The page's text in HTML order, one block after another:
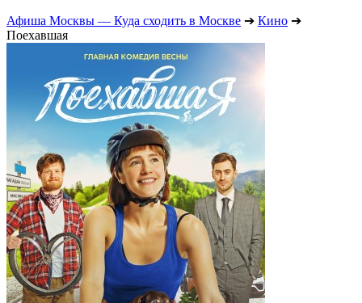
Афиша Москвы — Куда сходить в Москве ➔ Кино ➔
Поехавшая